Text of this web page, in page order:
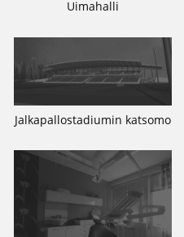
Uimahalli
Jalkapallostadiumin katsomo